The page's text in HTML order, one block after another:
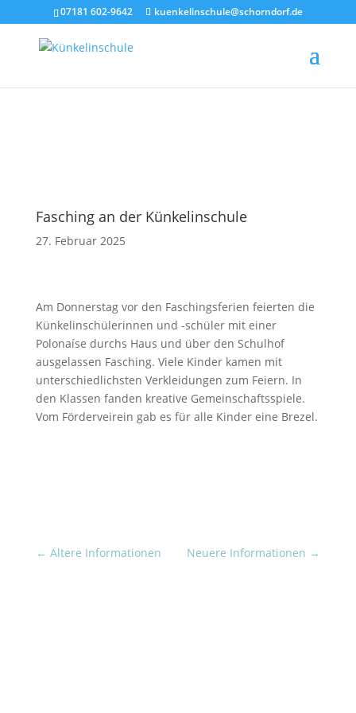
07181 602-9642 kuenkelinschule@schorndorf.de
Fasching an der Künkelinschule
27. Februar 2025
Am Donnerstag vor den Faschingsferien feierten die
Künkelinschülerinnen und -schüler mit einer
Polonaíse durchs Haus und über den Schulhof
ausgelassen Fasching. Viele Kinder kamen mit
unterschiedlichsten Verkleidungen zum Feiern. In
den Klassen fanden kreative Gemeinschaftsspiele.
Vom Förderveirein gab es für alle Kinder eine Brezel.
← Ältere Informationen Neuere Informationen →